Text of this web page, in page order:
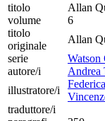
titolo
Allan
volume
6
titolo
originale
Allan
serie
Watson
autore/i
Andrea
illustratore/i
traduttore/i